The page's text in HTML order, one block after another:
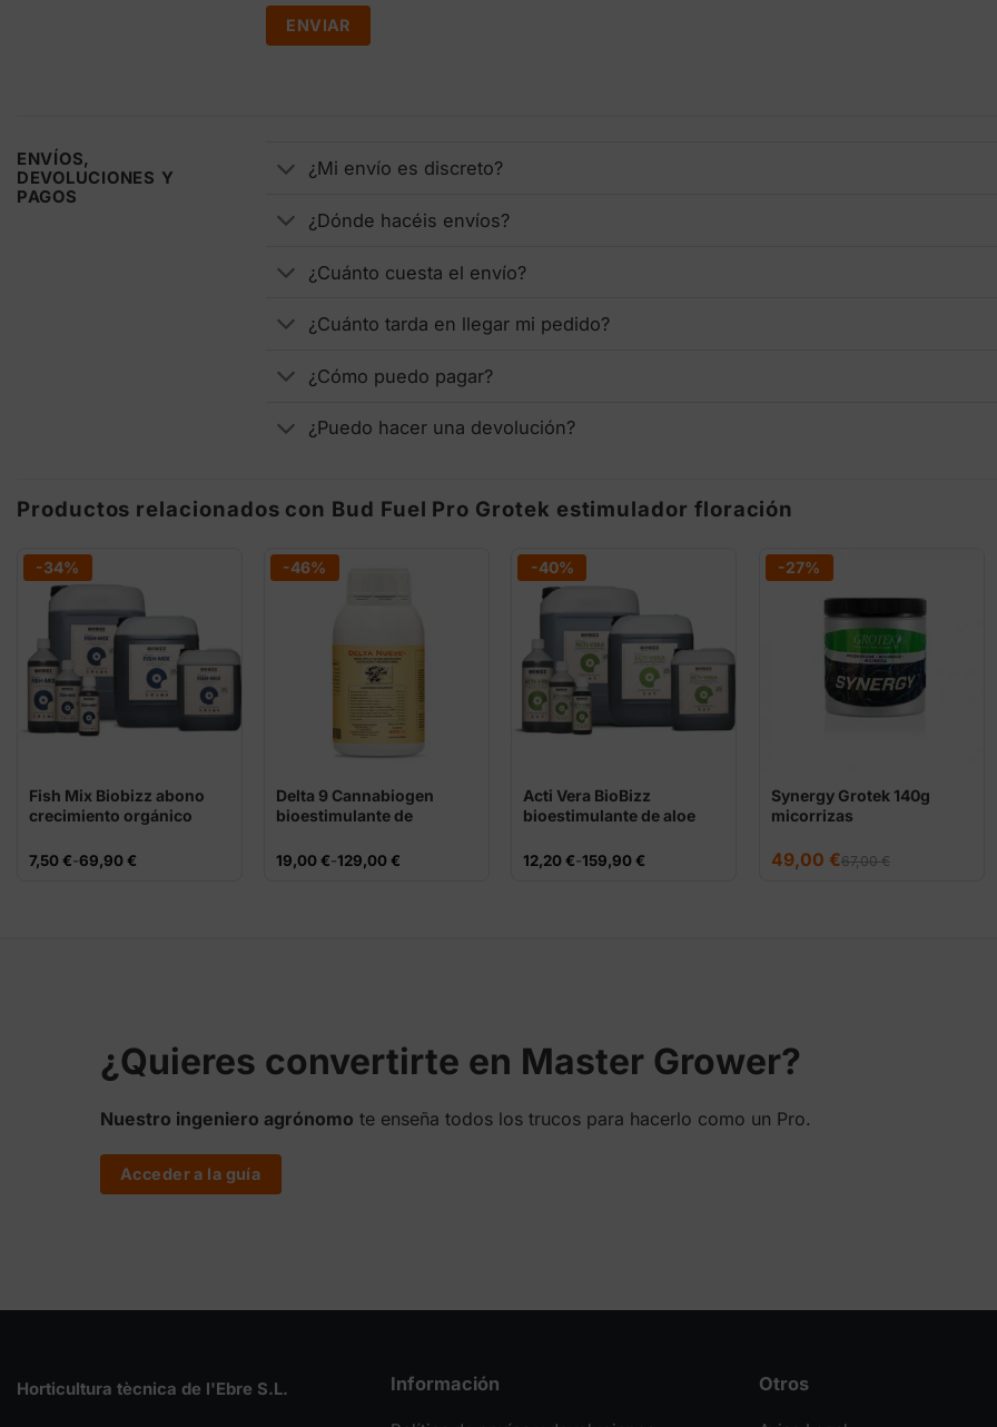
ENVÍOS,
DEVOLUCIONES Y
PAGOS
¿Mi envío es discreto?
¿Dónde hacéis envíos?
¿Cuánto cuesta el envío?
¿Cuánto tarda en llegar mi pedido?
¿Cómo puedo pagar?
¿Puedo hacer una devolución?
Productos relacionados con Bud Fuel Pro Grotek estimulador floración
-34%
Fish Mix Biobizz abono
crecimiento orgánico
7,50€-69,90€
Rango
de
-46%
Delta 9 Cannabiogen
bioestimulante de
19,00€-129,00€
Rango
-40%
Acti Vera BioBizz
bioestimulante de aloe
12,20€-159,90€
Rango
de
-27%
Synergy Grotek 140g
micorrizas
67,00€
El
precio
49,00 €
El
precio
¿Quieres convertirte en Master Grower?
Nuestro ingeniero agrónomo te enseña todos los trucos para hacerlo como un Pro.
Acceder a la guía
Horticultura tècnica de l'Ebre S.L. Información Otros